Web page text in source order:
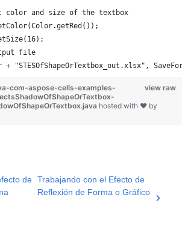
and size of the textbox
file
"STESOfShapeOrTextbox_out.xlsx",
view raw
com-aspose-cells-examples-
hosted with ❤ by
de Trabajando con el Efecto de
Reflexión de Forma o Gráfico